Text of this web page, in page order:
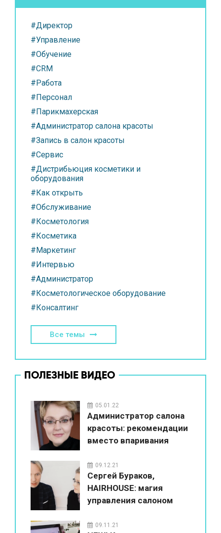
#Директор
#Управление
#Обучение
#CRM
#Работа
#Персонал
#Парикмахерская
#Администратор салона красоты
#Запись в салон красоты
#Сервис
#Дистрибьюция косметики и
оборудования
#Как открыть
#Обслуживание
#Косметология
#Косметика
#Маркетинг
#Интервью
#Администратор
#Косметологическое оборудование
#Консалтинг
Все темы
ПОЛЕЗНЫЕ ВИДЕО
05.01.22
Администратор салона
красоты: рекомендации
вместо впаривания
09.12.21
Сергей Бураков,
HAIRHOUSE: магия
управления салоном
09.11.21